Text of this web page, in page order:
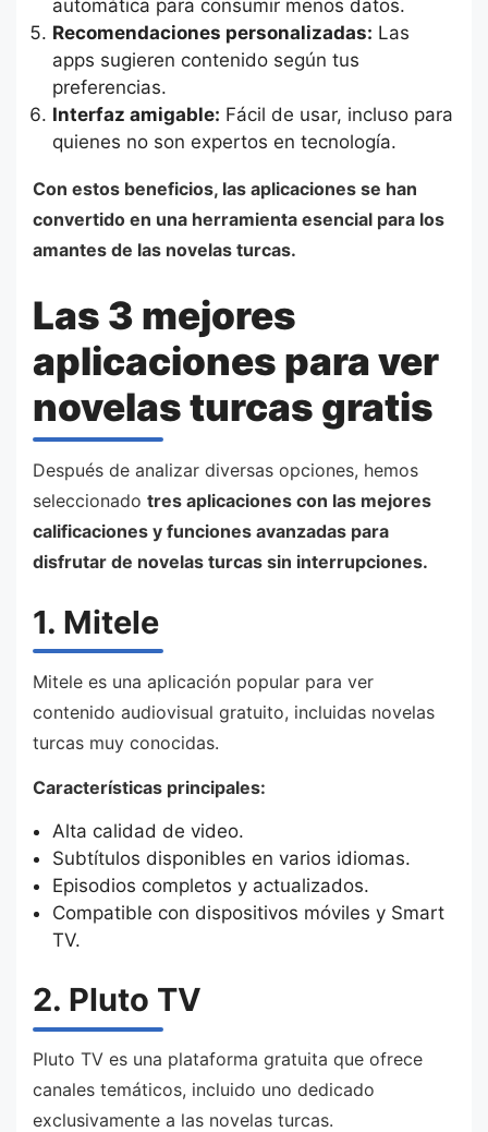
automática para consumir menos datos.
Recomendaciones personalizadas: Las
apps sugieren contenido según tus
preferencias.
Interfaz amigable: Fácil de usar, incluso para
quienes no son expertos en tecnología.
Con estos beneficios, las aplicaciones se han
convertido en una herramienta esencial para los
amantes de las novelas turcas.
Las 3 mejores
aplicaciones para ver
novelas turcas gratis
Después de analizar diversas opciones, hemos
seleccionado tres aplicaciones con las mejores
calificaciones y funciones avanzadas para
disfrutar de novelas turcas sin interrupciones.
1. Mitele
Mitele es una aplicación popular para ver
contenido audiovisual gratuito, incluidas novelas
turcas muy conocidas.
Características principales:
Alta calidad de video.
Subtítulos disponibles en varios idiomas.
Episodios completos y actualizados.
Compatible con dispositivos móviles y Smart
TV.
2. Pluto TV
Pluto TV es una plataforma gratuita que ofrece
canales temáticos, incluido uno dedicado
exclusivamente a las novelas turcas.